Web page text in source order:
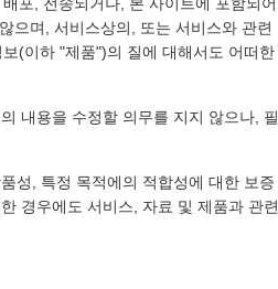
으며, 서비스상의, 또는 서비스와 관련
(이하 "제품")의 질에 대해서도 어떠한
내용을 수정할 의무를 지지 않으나, 필
성, 특정 목적에의 적합성에 대한 보증
경우에도 서비스, 자료 및 제품과 관련